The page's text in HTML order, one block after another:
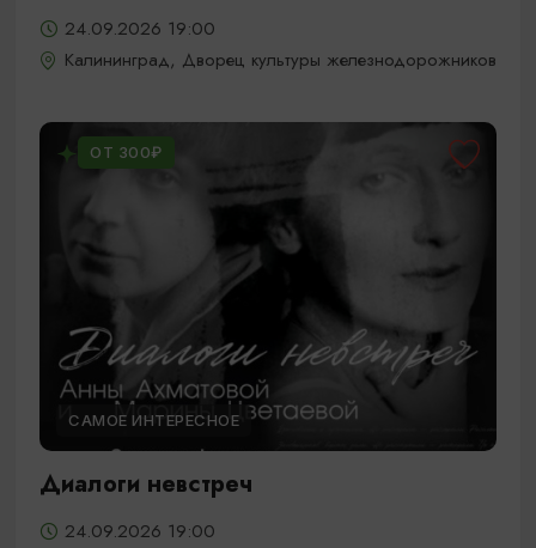
24.09.2026 19:00
Калининград, Дворец культуры железнодорожников
ОТ 300₽
САМОЕ ИНТЕРЕСНОЕ
Диалоги невстреч
24.09.2026 19:00